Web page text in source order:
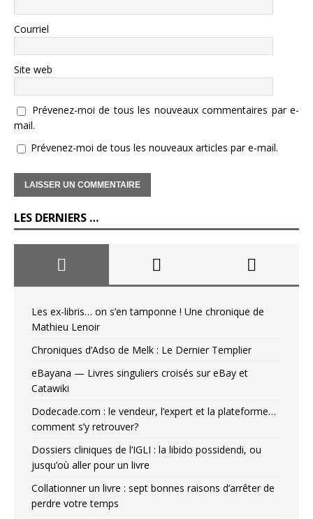
Courriel
Site web
Prévenez-moi de tous les nouveaux commentaires par e-
mail.
Prévenez-moi de tous les nouveaux articles par e-mail.
LES DERNIERS …
Les ex-libris… on s’en tamponne ! Une chronique de
Mathieu Lenoir
Chroniques d’Adso de Melk : Le Dernier Templier
eBayana — Livres singuliers croisés sur eBay et
Catawiki
Dodecade.com : le vendeur, l’expert et la plateforme…
comment s’y retrouver?
Dossiers cliniques de l’IGLI : la libido possidendi, ou
jusqu’où aller pour un livre
Collationner un livre : sept bonnes raisons d’arrêter de
perdre votre temps